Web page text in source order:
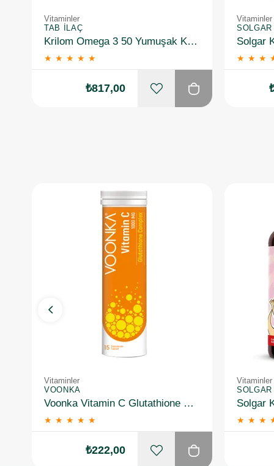
Vitaminler
TAB İLAÇ
Krilom Omega 3 50 Yumuşak Kapsül 2 Adet
★ ★ ★ ★ ★
₺817,00
Vitaminler
SOLGAR
★ ★ ★
Vitaminler
VOONKA
Voonka Vitamin C Glutathione Complex Efervesan 15 Tablet
★ ★ ★ ★ ★
₺222,00
Vitaminler
SOLGAR
★ ★ ★